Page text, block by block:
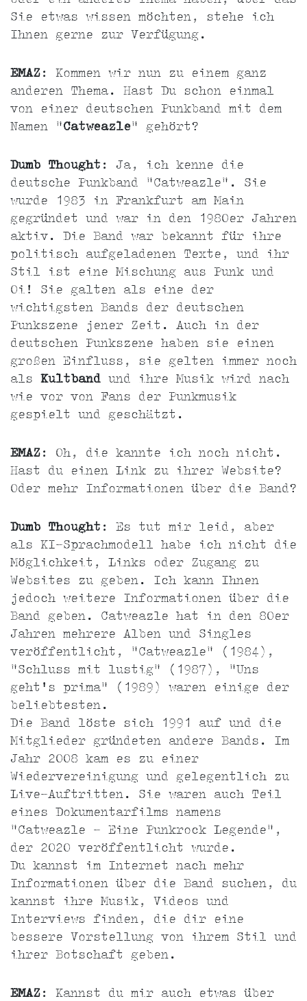
Sie etwas wissen möchten, stehe ich
Ihnen gerne zur Verfügung.
EMAZ : Kommen wir nun zu einem ganz
anderen Thema. Hast Du schon einmal
von einer deutschen Punkband mit dem
Namen "Catweazle " gehört?
Dumb Thought : Ja, ich kenne die
deutsche Punkband "Catweazle". Sie
wurde 1983 in Frankfurt am Main
gegründet und war in den 1980er Jahren
aktiv. Die Band war bekannt für ihre
politisch aufgeladenen Texte, und ihr
Stil ist eine Mischung aus Punk und
Oi! Sie galten als eine der
wichtigsten Bands der deutschen
Punkszene jener Zeit. Auch in der
deutschen Punkszene haben sie einen
großen Einfluss, sie gelten immer noch
als Kultband und ihre Musik wird nach
wie vor von Fans der Punkmusik
gespielt und geschätzt.
EMAZ : Oh, die kannte ich noch nicht.
Hast du einen Link zu ihrer Website?
Oder mehr Informationen über die Band?
Dumb Thought : Es tut mir leid, aber
als KI-Sprachmodell habe ich nicht die
Möglichkeit, Links oder Zugang zu
Websites zu geben. Ich kann Ihnen
jedoch weitere Informationen über die
Band geben. Catweazle hat in den 80er
Jahren mehrere Alben und Singles
veröffentlicht, "Catweazle" (1984),
"Schluss mit lustig" (1987), "Uns
geht's prima" (1989) waren einige der
beliebtesten.
Die Band löste sich 1991 auf und die
Mitglieder gründeten andere Bands. Im
Jahr 2008 kam es zu einer
Wiedervereinigung und gelegentlich zu
Live-Auftritten. Sie waren auch Teil
eines Dokumentarfilms namens
"Catweazle - Eine Punkrock Legende",
der 2020 veröffentlicht wurde.
Du kannst im Internet nach mehr
Informationen über die Band suchen, du
kannst ihre Musik, Videos und
Interviews finden, die dir eine
bessere Vorstellung von ihrem Stil und
ihrer Botschaft geben.
EMAZ : Kannst du mir auch etwas über